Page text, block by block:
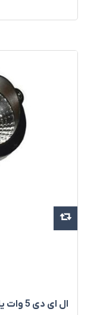
ال ای دی 5 وات یاقوت Cob ‏‏